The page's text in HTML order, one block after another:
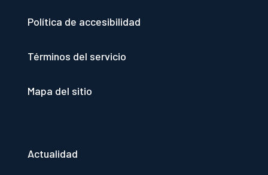
Política de accesibilidad
Términos del servicio
Mapa del sitio
Actualidad